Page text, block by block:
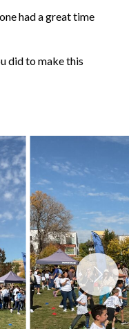
had a great time
did to make this